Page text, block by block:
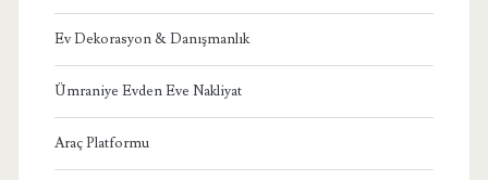
Ev Dekorasyon & Danışmanlık
Ümraniye Evden Eve Nakliyat
Araç Platformu